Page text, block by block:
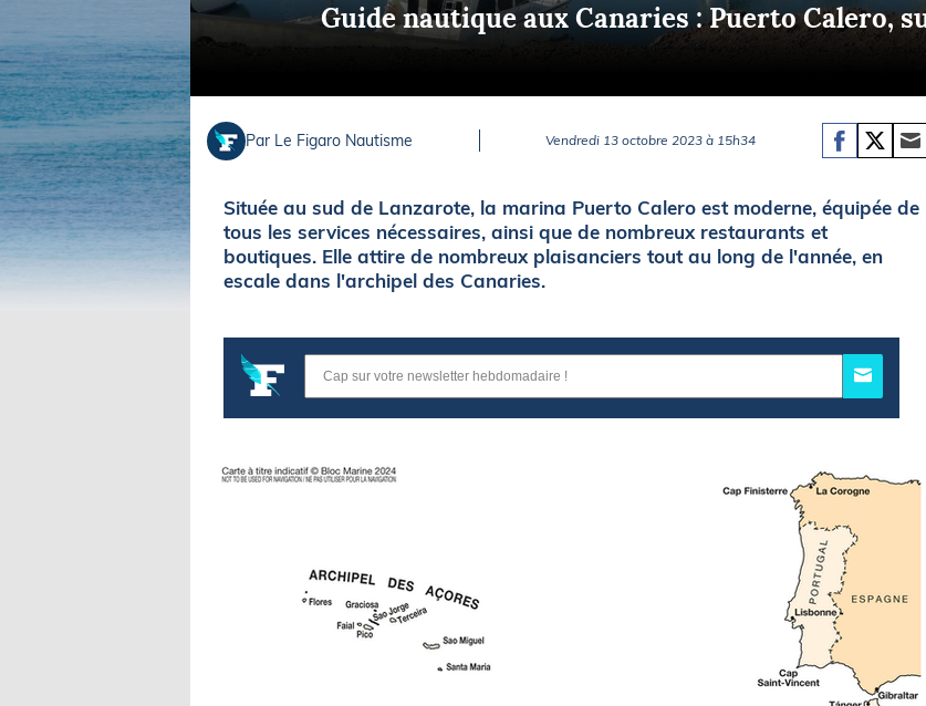
Guide nautique aux Canaries : Puerto Calero,
Par Le Figaro Nautisme Vendredi 13 octobre 2023 à 15h34
Située au sud de Lanzarote, la marina Puerto Calero est moderne, équipée de
tous les services nécessaires, ainsi que de nombreux restaurants et
boutiques. Elle attire de nombreux plaisanciers tout au long de l'année, en
escale dans l'archipel des Canaries.